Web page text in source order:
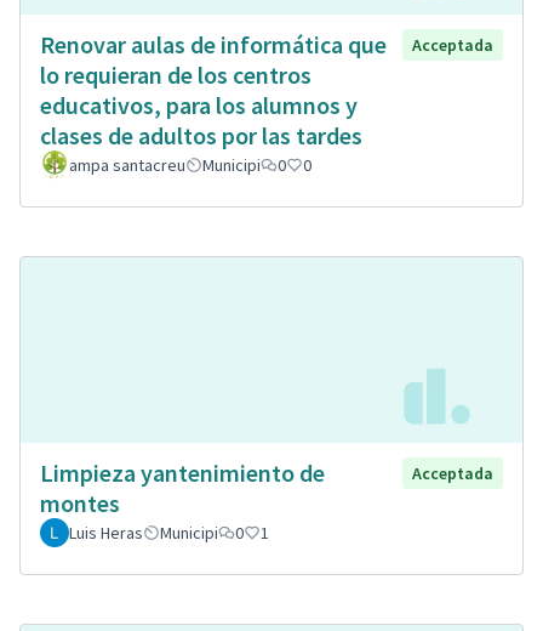
Renovar aulas de informática que
lo requieran de los centros
educativos, para los alumnos y
clases de adultos por las tardes
Acceptada
ampa santacreu Municipi 0 0
Limpieza yantenimiento de
montes
Acceptada
Luis Heras Municipi 0 1